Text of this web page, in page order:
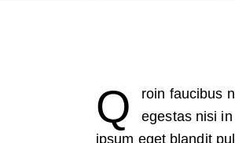
Q
roin faucibus
egestas nisi
ipsum eget blandit